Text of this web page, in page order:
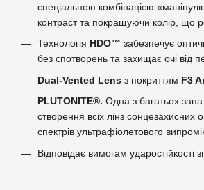
спеціальною комбінацією
контраст та покращуючи колір, що
Технологія HDO™ забезпечує
без спотворень та захищає очі від
Dual-Vented Lens з покриттям F3
PLUTONITE®. Одна з багатьох
створення всіх лінз сонцезахисних
спектрів ультрафіолетового
Відповідає вимогам ударостійкості